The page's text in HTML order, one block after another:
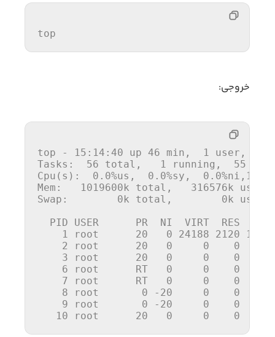
top
خروجی:
top - 15 : 14 : 40 up 46 min, 1
user,
Tasks : 56 total, 1 running, 55
Cpu (s): 0 . 0%us, 0 . 0%sy, 0 . 0%ni, 100
Mem : 1019600k total, 316576k
Swap : 0k total, 0k
PID USER      PR  NI  VIRT  RES
1
root 20 0 24188 2120 1300
2
root 20 0 0 0
3 root 20 0 0 0
6 root      RT 0 0 0
7 root      RT 0 0 0
8 root 0 - 20 0 0
9 root 0 - 20 0 0
10 root 20 0 0 0